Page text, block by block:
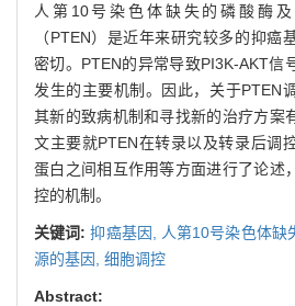
人第10号染色体缺失的磷酸酶
（PTEN）是近年来研究较多的抑癌
密切。PTEN的异常导致PI3K-AKT信
发生的主要机制。因此，关于PTEN
其新的致病机制和寻找新的治疗方案
文主要就PTEN在转录以及转录后调
蛋白之间相互作用等方面进行了论述
控的机制。
关键词:抑癌基因,
人第10号染色体缺
源的基因, 细胞调控
Abstract: